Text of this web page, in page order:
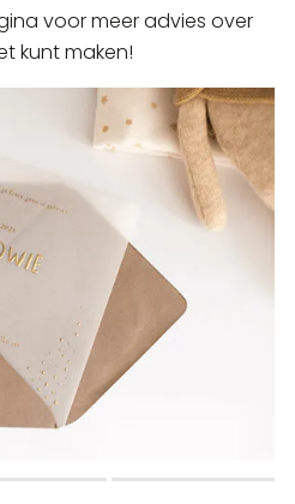
voor meer advies over
kunt maken!